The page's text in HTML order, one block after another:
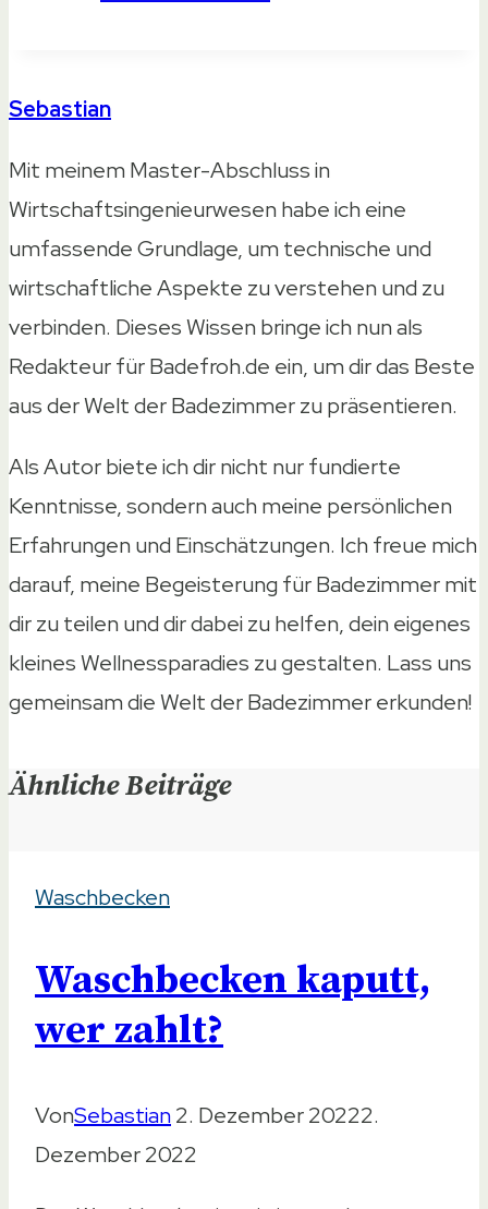
Sebastian
Mit meinem Master-Abschluss in
Wirtschaftsingenieurwesen habe ich eine
umfassende Grundlage, um technische und
wirtschaftliche Aspekte zu verstehen und zu
verbinden. Dieses Wissen bringe ich nun als
Redakteur für Badefroh.de ein, um dir das Beste
aus der Welt der Badezimmer zu präsentieren.
Als Autor biete ich dir nicht nur fundierte
Kenntnisse, sondern auch meine persönlichen
Erfahrungen und Einschätzungen. Ich freue mich
darauf, meine Begeisterung für Badezimmer mit
dir zu teilen und dir dabei zu helfen, dein eigenes
kleines Wellnessparadies zu gestalten. Lass uns
gemeinsam die Welt der Badezimmer erkunden!
Ähnliche Beiträge
Waschbecken
Waschbecken kaputt,
wer zahlt?
VonSebastian2. Dezember 20222.
Dezember 2022